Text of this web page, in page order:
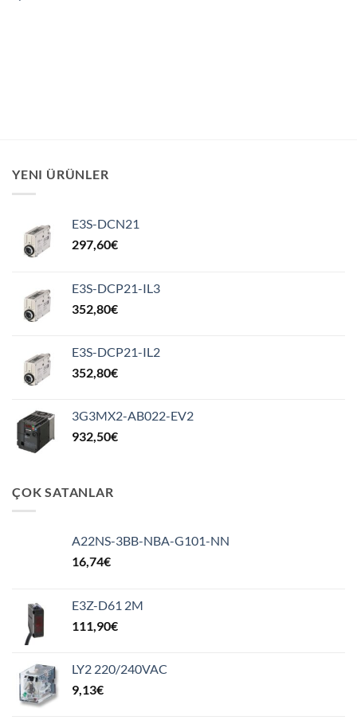
YENI ÜRÜNLER
E3S-DCN21
297,60€
E3S-DCP21-IL3
352,80€
E3S-DCP21-IL2
352,80€
3G3MX2-AB022-EV2
932,50€
ÇOK SATANLAR
A22NS-3BB-NBA-G101-NN
16,74€
E3Z-D61 2M
111,90€
LY2 220/240VAC
9,13€